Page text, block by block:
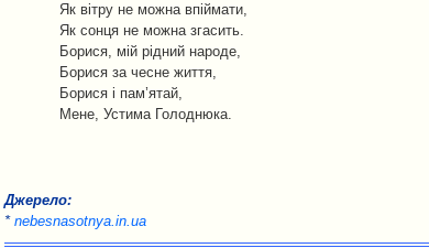
Як вітру не можна впіймати,
Як сонця не можна згасить.
Борися, мій рідний народе,
Борися за чесне життя,
Борися і пам’ятай,
Мене, Устима Голоднюка.
Джерело:
* nebesnasotnya.in.ua